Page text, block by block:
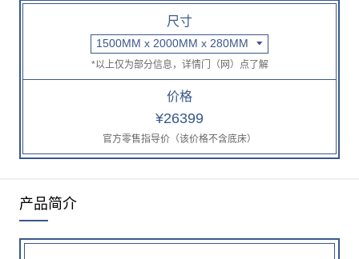
尺寸
1500MM x 2000MM x 280MM
*以上仅为部分信息，详情门（网）点了解
价格
¥26399
官方零售指导价（该价格不含底床）
产品简介